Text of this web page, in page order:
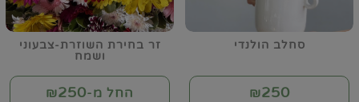
סחלב הולנדי
₪250
זר בחירת השוזרת-צבעוני
ושמח
החל מ-₪250